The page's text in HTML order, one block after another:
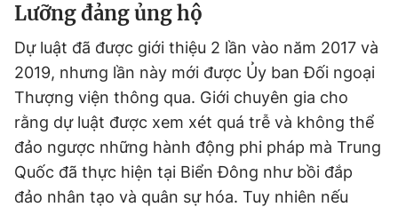
Lưỡng đảng ủng hộ
Dự luật đã được giới thiệu 2 lần vào năm 2017 và
2019, nhưng lần này mới được Ủy ban Đối ngoại
Thượng viện thông qua. Giới chuyên gia cho
rằng dự luật được xem xét quá trễ và không thể
đảo ngược những hành động phi pháp mà Trung
Quốc đã thực hiện tại Biển Đông như bồi đắp
đảo nhân tạo và quân sự hóa. Tuy nhiên nếu